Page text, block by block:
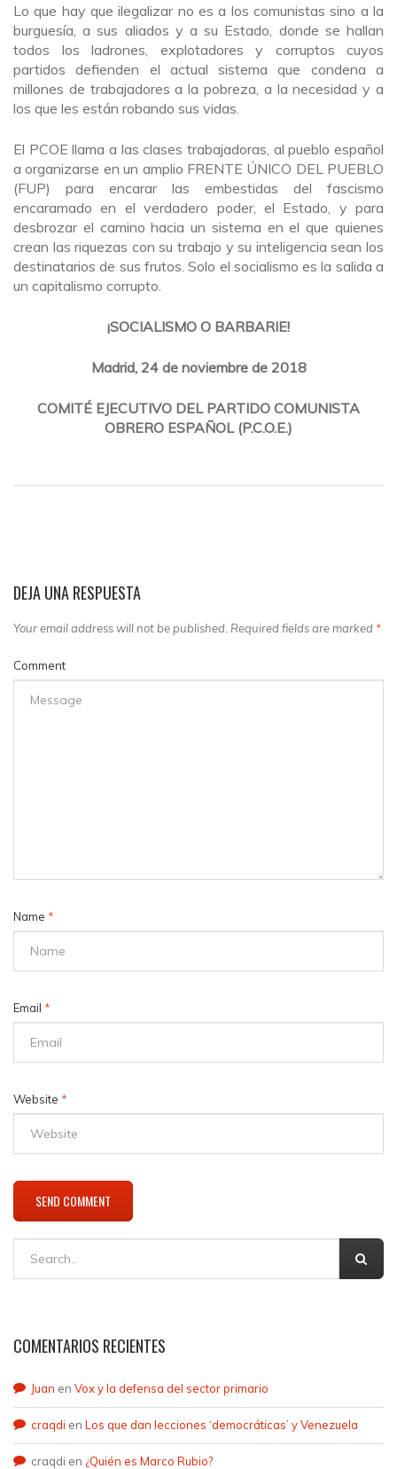
Lo que hay que ilegalizar no es a los comunistas sino a la
burguesía, a sus aliados y a su Estado, donde se hallan
todos los ladrones, explotadores y corruptos cuyos
partidos defienden el actual sistema que condena a
millones de trabajadores a la pobreza, a la necesidad y a
los que les están robando sus vidas.
El PCOE llama a las clases trabajadoras, al pueblo español
a organizarse en un amplio FRENTE ÚNICO DEL PUEBLO
(FUP) para encarar las embestidas del fascismo
encaramado en el verdadero poder, el Estado, y para
desbrozar el camino hacia un sistema en el que quienes
crean las riquezas con su trabajo y su inteligencia sean los
destinatarios de sus frutos. Solo el socialismo es la salida a
un capitalismo corrupto.
¡SOCIALISMO O BARBARIE!
Madrid, 24 de noviembre de 2018
COMITÉ EJECUTIVO DEL PARTIDO COMUNISTA
OBRERO ESPAÑOL (P.C.O.E.)
DEJA UNA RESPUESTA
Your email address will not be published. Required fields are marked *
Comment
Name *
Email *
Website *
COMENTARIOS RECIENTES
Juan en Vox y la defensa del sector primario
craqdi en Los que dan lecciones ‘democráticas’ y Venezuela
craqdi en ¿Quién es Marco Rubio?